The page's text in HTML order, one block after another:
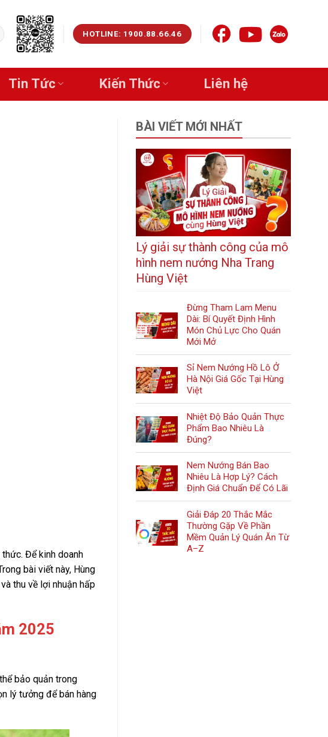
HOTLINE: 1900.88.66.46
Tin Tức Kiến Thức Liên hệ
Để kinh doanh
bài viết này, Hùng
thu về lợi nhuận hấp
2025
bảo quản trong
lý tưởng để bán hàng
BÀI VIẾT MỚI NHẤT
Lý giải sự thành công của mô
hình nem nướng Nha Trang
Hùng Việt
Đừng Tham Lam Menu
Dài: Bí Quyết Định Hình
Món Chủ Lực Cho Quán
Mới Mở
Sỉ Nem Nướng Hồ Lô Ở
Hà Nội Giá Gốc Tại Hùng
Việt
Nhiệt Độ Bảo Quản Thực
Phẩm Bao Nhiêu Là
Đúng?
Nem Nướng Bán Bao
Nhiêu Là Hợp Lý? Cách
Định Giá Chuẩn Để Có Lãi
Giải Đáp 20 Thắc Mắc
Thường Gặp Về Phần
Mềm Quản Lý Quán Ăn Từ
A–Z